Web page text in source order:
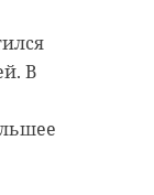
В